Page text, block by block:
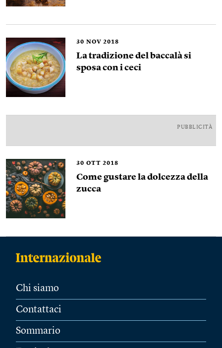
30 NOV 2018
La tradizione del baccalà si
sposa con i ceci
PUBBLICITÀ
30 OTT 2018
Come gustare la dolcezza della
zucca
Chi siamo
Contattaci
Sommario